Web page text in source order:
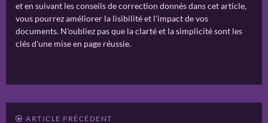
et en suivant les conseils de correction donnés dans cet article,
vous pourrez améliorer la lisibilité et l'impact de vos
documents. N'oubliez pas que la clarté et la simplicité sont les
clés d'une mise en page réussie.
ARTICLE PRÉCÉDENT